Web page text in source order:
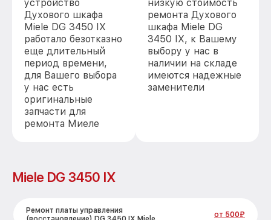
устройство
Духового шкафа
Miele DG 3450 IX
работало безотказно
еще длительный
период времени,
для Вашего выбора
у нас есть
оригинальные
запчасти для
ремонта Миеле
низкую стоимость
ремонта Духового
шкафа Miele DG
3450 IX, к Вашему
выбору у нас в
наличии на складе
имеются надежные
заменители
Miele DG 3450 IX
Ремонт платы управления
от 500₽